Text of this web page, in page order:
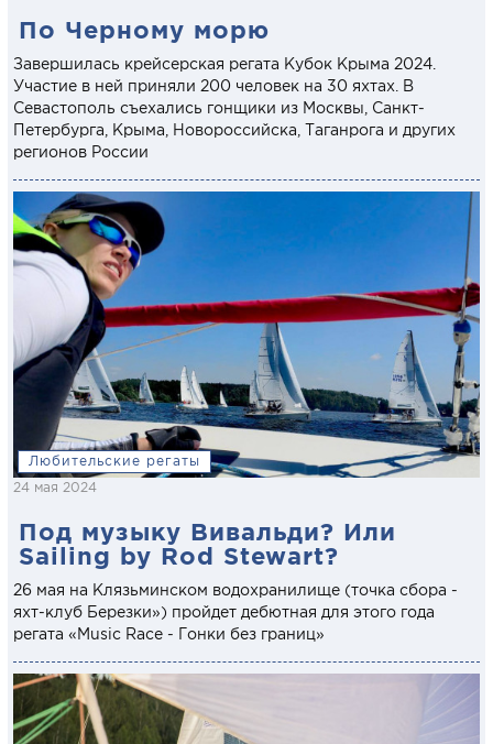
По Черному морю
Завершилась крейсерская регата Кубок Крыма 2024.
Участие в ней приняли 200 человек на 30 яхтах. В
Севастополь съехались гонщики из Москвы, Санкт-
Петербурга, Крыма, Новороссийска, Таганрога и других
регионов России
Любительские регаты
24 мая 2024
Под музыку Вивальди? Или
Sailing by Rod Stewart?
26 мая на Клязьминском водохранилище (точка сбора -
яхт-клуб Березки») пройдет дебютная для этого года
регата «Music Race - Гонки без границ»